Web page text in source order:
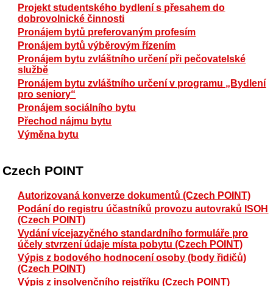
Projekt studentského bydlení s přesahem do
dobrovolnické činnosti
Pronájem bytů preferovaným profesím
Pronájem bytů výběrovým řízením
Pronájem bytu zvláštního určení při pečovatelské
službě
Pronájem bytu zvláštního určení v programu „Bydlení
pro seniory“
Pronájem sociálního bytu
Přechod nájmu bytu
Výměna bytu
Czech POINT
Autorizovaná konverze dokumentů (Czech POINT)
Podání do registru účastníků provozu autovraků ISOH
(Czech POINT)
Vydání vícejazyčného standardního formuláře pro
účely stvrzení údaje místa pobytu (Czech POINT)
Výpis z bodového hodnocení osoby (body řidičů)
(Czech POINT)
Výpis z insolvenčního rejstříku (Czech POINT)